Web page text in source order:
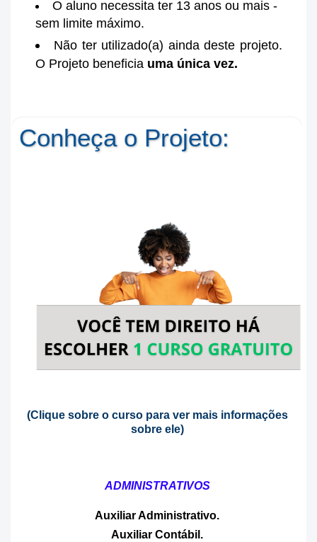
O aluno necessita ter 13 anos ou mais -
sem limite máximo.
Não ter utilizado(a) ainda deste projeto.
O Projeto beneficia uma única vez.